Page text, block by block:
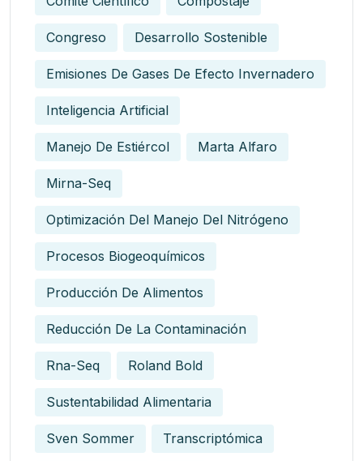
Congreso Desarrollo Sostenible
Emisiones De Gases De Efecto Invernadero
Inteligencia Artificial
Manejo De Estiércol Marta Alfaro
Mirna-Seq
Optimización Del Manejo Del Nitrógeno
Procesos Biogeoquímicos
Producción De Alimentos
Reducción De La Contaminación
Rna-Seq Roland Bold
Sustentabilidad Alimentaria
Sven Sommer Transcriptómica